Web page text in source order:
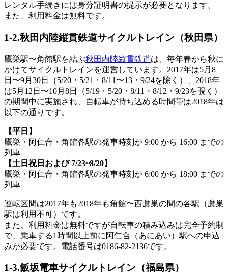
レンタル手続きには身分証明書の提示が必要となります。
また、利用料金は無料です。
1-2.秋田内陸縦貫鉄道サイクルトレイン（秋田県）
鷹巣駅〜角館駅を結ぶ秋田内陸縦貫鉄道は、毎年春から秋に
かけてサイクルトレインを運営しています。2017年は5月8
日〜9月30日（5/20・5/21・8/11〜13・9/24を除く）、2018年
は5月12日〜10月8日（5/19・5/20・8/11・8/12・9/23を覗く）
の期間中に実施され、自転車が持ち込める時間帯は2018年は
以下の通りです。
【平日】
鷹巣・阿仁合・角館各駅の発車時刻が 9:00 から 16:00 までの
列車
【土日祝日および 7/23~8/20】
鷹巣・阿仁合・角館各駅の発車時刻が 6:00 から 18:00 までの
列車
運転区間は2017年も2018年も角館〜西鷹巣の間の各駅（鷹巣
駅は利用不可）です。
また、利用料金は無料ですが自転車の積み込みは完全予約制
で、乗車する1時間以上前に阿仁合（あにあい）駅への申込
みが必要です。電話番号は0186-82-2136です。
1-3.飯坂電車サイクルトレイン（福島県）